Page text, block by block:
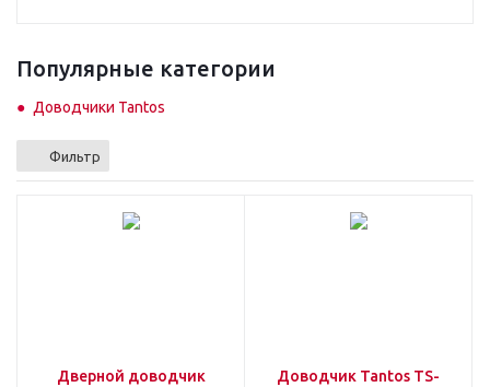
Популярные категории
Доводчики Tantos
Фильтр
Дверной доводчик
Доводчик Tantos TS-